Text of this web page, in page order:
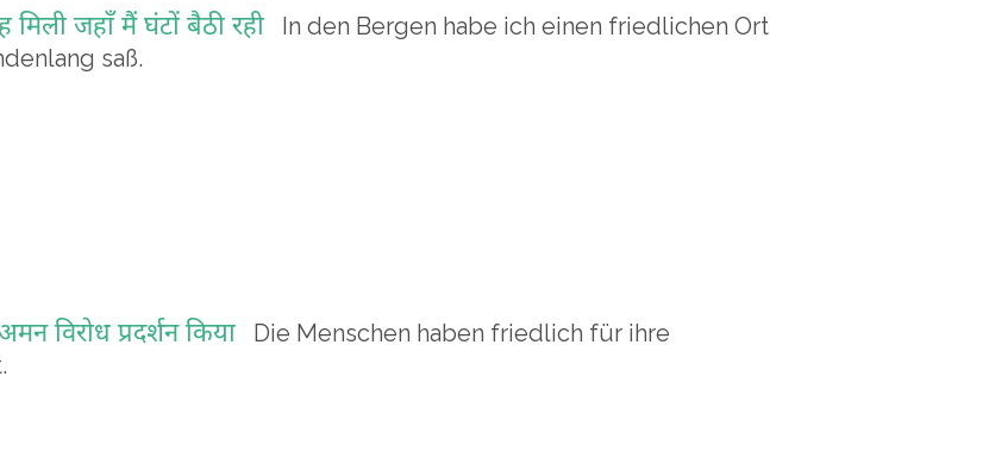
जहाँ मैं घंटों बैठी रही
In den Bergen habe ich einen friedlichen Ort
saß.
विरोध प्रदर्शन किया
Die Menschen haben friedlich für ihre